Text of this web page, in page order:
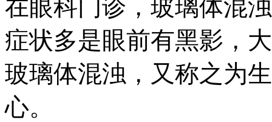
在眼科门诊，玻璃体混
症状多是眼前有黑影，
玻璃体混浊，又称之为
心。